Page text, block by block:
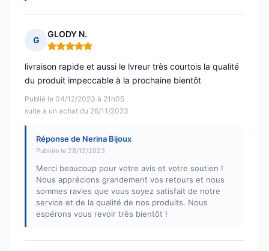
G
GLODY N.
Note : 5 sur 5
Publié le 04/12/2023 à 21h05
suite à un achat du 26/11/2023
livraison rapide et aussi le lvreur très courtois la qualité
du produit impeccable à la prochaine bientôt
Réponse de Nerina Bijoux
Publiée le 28/12/2023
Merci beaucoup pour votre avis et votre soutien !
Nous apprécions grandement vos retours et nous
sommes ravies que vous soyez satisfait de notre
service et de la qualité de nos produits. Nous
espérons vous revoir très bientôt !